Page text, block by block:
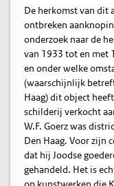
De herkomst van dit
ontbreken
onderzoek naar de
van 1933 tot en met
en onder welke
(waarschijnlijk
Haag) dit object
schilderij verkocht
W.F. Goerz was
Den Haag. Voor zijn
dat hij Joodse
gehandeld. Het is